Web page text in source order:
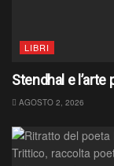
LIBRI
Stendhal e
AGOSTO 2, 2026